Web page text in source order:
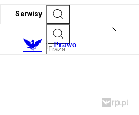
Serwisy
Prawo